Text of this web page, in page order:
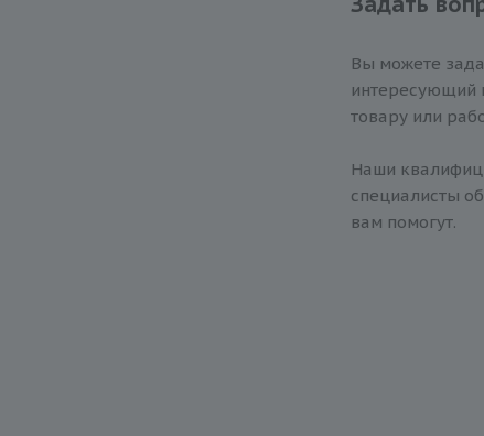
Вы можете
интересующий
товару или
Наши
специалисты
вам помогут.